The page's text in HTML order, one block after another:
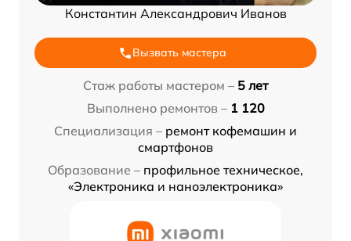
Константин Александрович Иванов
Вызвать мастера
Стаж работы мастером – 5 лет
Выполнено ремонтов – 1 120
Специализация – ремонт кофемашин и
смартфонов
Образование – профильное техническое,
«Электроника и наноэлектроника»